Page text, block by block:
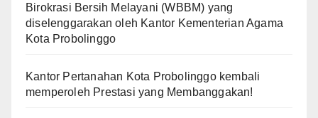
Birokrasi Bersih Melayani (WBBM) yang
diselenggarakan oleh Kantor Kementerian Agama
Kota Probolinggo
Kantor Pertanahan Kota Probolinggo kembali
memperoleh Prestasi yang Membanggakan!